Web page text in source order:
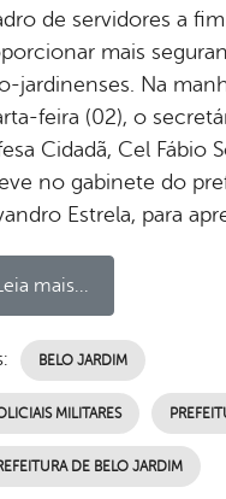
de servidores a
mais
jardinenses. Na
feira (02), o
Cidadã, Cel Fábio
no gabinete do
Estrela, para
mais...
BELO JARDIM
MILITARES
DE BELO JARDIM